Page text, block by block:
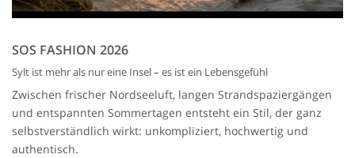
SOS FASHION 2026
Sylt ist mehr als nur eine Insel – es ist ein Lebensgefühl
Zwischen frischer Nordseeluft, langen Strandspaziergängen
und entspannten Sommertagen entsteht ein Stil, der ganz
selbstverständlich wirkt: unkompliziert, hochwertig und
authentisch.